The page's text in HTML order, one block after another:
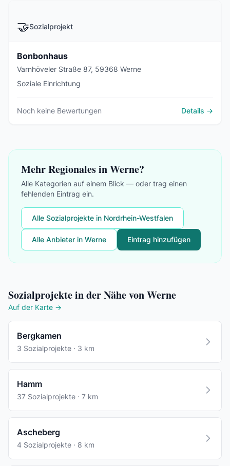
🤝Sozialprojekt
Bonbonhaus
Varnhöveler Straße 87, 59368 Werne
Soziale Einrichtung
Noch keine Bewertungen Details →
Mehr Regionales in Werne?
Alle Kategorien auf einem Blick — oder trag einen
fehlenden Eintrag ein.
Alle Sozialprojekte in Nordrhein-Westfalen
Alle Anbieter in Werne Eintrag hinzufügen
Sozialprojekte in der Nähe von Werne
Auf der Karte →
Bergkamen
3 Sozialprojekte · 3 km
Hamm
37 Sozialprojekte · 7 km
Ascheberg
4 Sozialprojekte · 8 km